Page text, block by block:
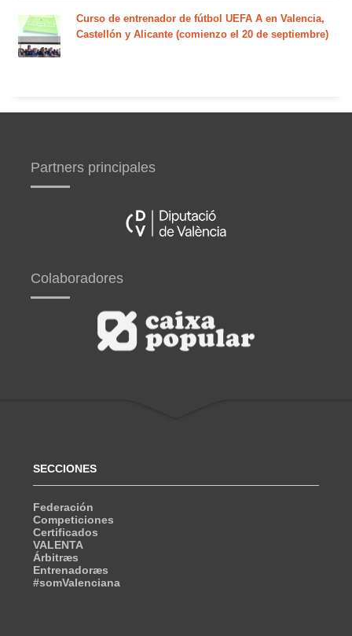
Curso de entrenador de fútbol UEFA A en Valencia,
Castellón y Alicante (comienzo el 20 de septiembre)
Partners principales
Colaboradores
SECCIONES
Federación
Competiciones
Certificados
VALENTA
Árbitræs
Entrenadoræs
#somValenciana